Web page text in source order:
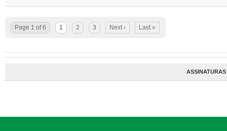
Page 1 of 6 1 2 3 Next › Last »
ASSINATURAS